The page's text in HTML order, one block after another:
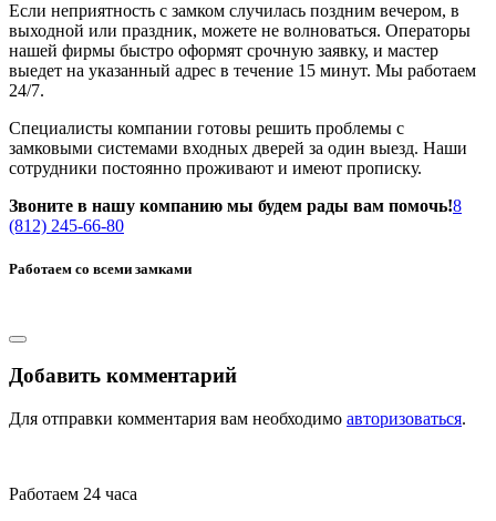
Если неприятность с замком случилась поздним вечером, в
выходной или праздник, можете не волноваться. Операторы
нашей фирмы быстро оформят срочную заявку, и мастер
выедет на указанный адрес в течение 15 минут. Мы работаем
24/7.
Специалисты компании готовы решить проблемы с
замковыми системами входных дверей за один выезд. Наши
сотрудники постоянно проживают и имеют прописку.
Звоните в нашу компанию мы будем рады вам помочь!8
(812) 245-66-80
Работаем со всеми замками
Добавить комментарий
Для отправки комментария вам необходимо авторизоваться.
Работаем 24 часа